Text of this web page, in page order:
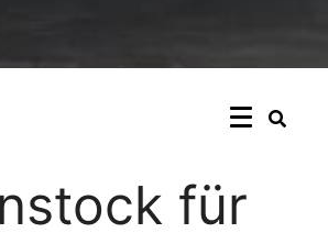
für